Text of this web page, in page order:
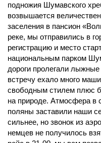
подножия Шумавского
возвышается
заселения в пансион
реке, мы отправились в
регистрацию и место
национальным парком
дороги пролегали
встречу ехало много
свободным стилем плюс
на природе. Атмосфера в
поляны заставили наши
сильнее, но звонок из
немцев не получилось